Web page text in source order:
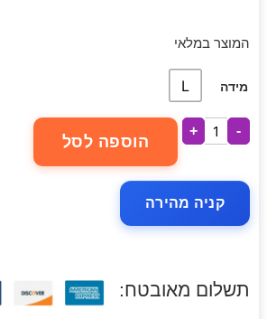
המוצר במלאי
מידה L
-
+
הוספה לסל
קניה מהירה
תשלום מאובטח: